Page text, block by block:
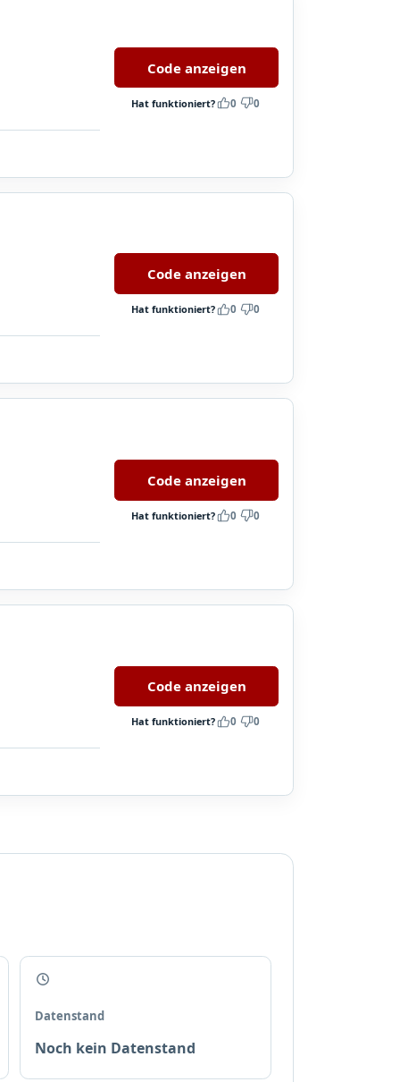
Code anzeigen
Hat funktioniert? 0 0
Code anzeigen
Hat funktioniert? 0 0
Code anzeigen
Hat funktioniert? 0 0
Code anzeigen
Hat funktioniert? 0 0
Datenstand
Noch kein Datenstand